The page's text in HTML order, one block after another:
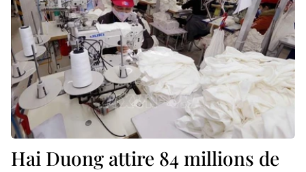
Hai Duong attire 84 millions de